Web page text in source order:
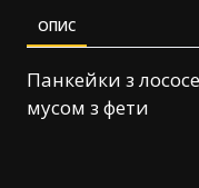
ОПИС
Панкейки з
мусом з фети